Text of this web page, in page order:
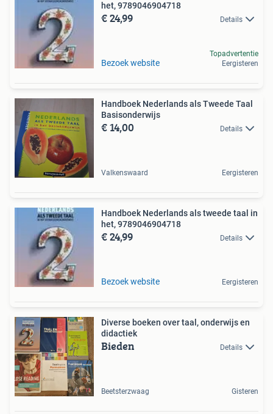
het, 9789046904718
€ 24,99 Details
Bezoek website
Topadvertentie
Eergisteren
Handboek Nederlands als Tweede Taal
Basisonderwijs
€ 14,00 Details
Valkenswaard Eergisteren
Handboek Nederlands als tweede taal in
het, 9789046904718
€ 24,99 Details
Bezoek website Eergisteren
Diverse boeken over taal, onderwijs en
didactiek
Bieden Details
Beetsterzwaag Gisteren